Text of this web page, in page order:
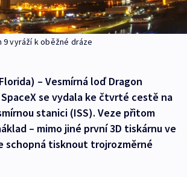
9 vyráží k oběžné dráze
– Vesmírná loď Dragon
se vydala ke čtvrté cestě na
stanici (ISS). Veze přitom
– mimo jiné první 3D tiskárnu ve
schopná tisknout trojrozměrné